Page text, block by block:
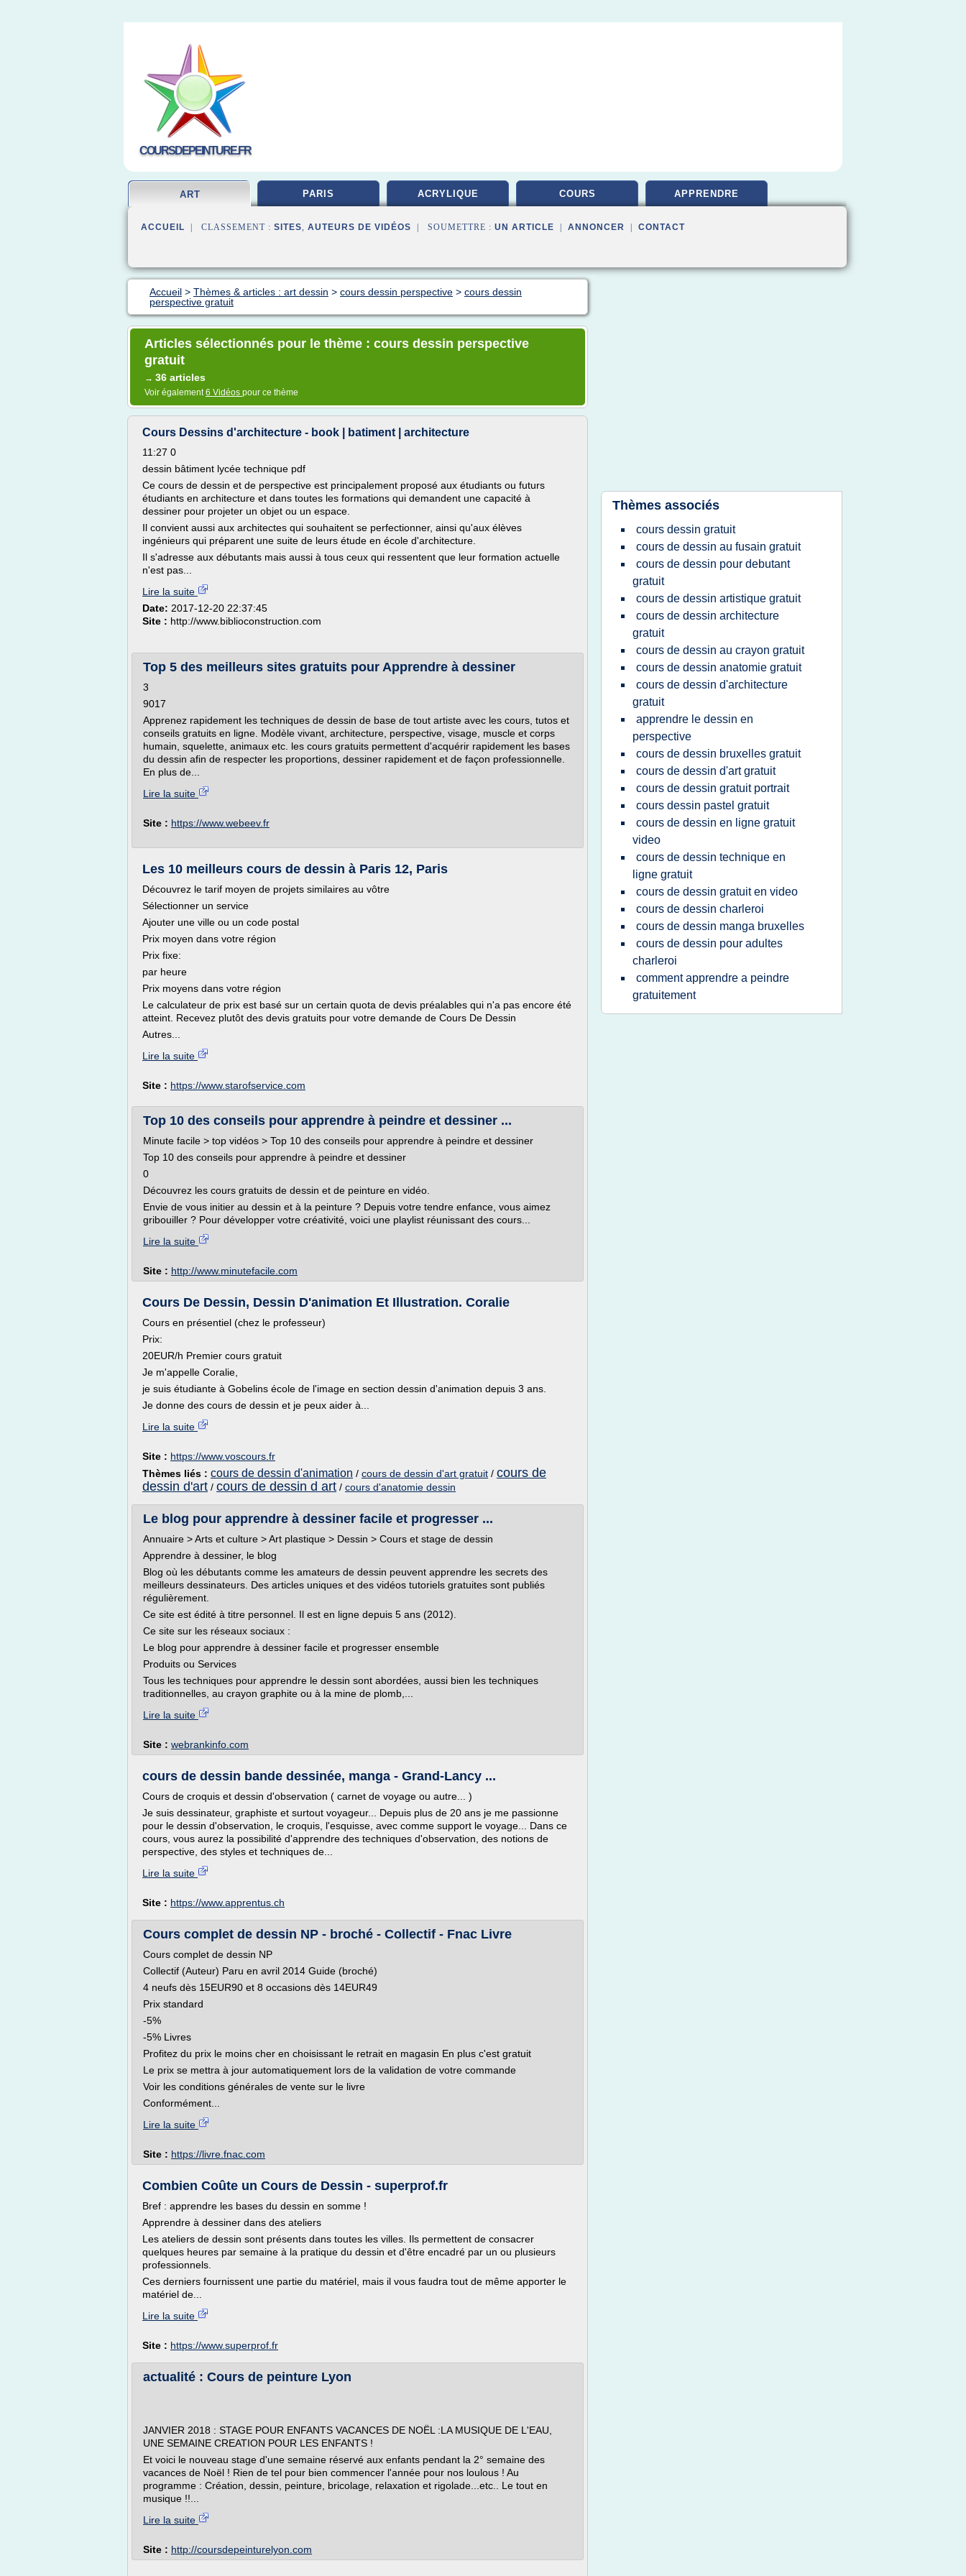
COURSDEPEINTURE.FR
ART PARIS ACRYLIQUE COURS APPRENDRE
ACCUEIL | CLASSEMENT : SITES, AUTEURS DE VIDÉOS | SOUMETTRE : UN ARTICLE ANNONCER CONTACT
Accueil > Thèmes & articles : art dessin > cours dessin perspective > cours dessin
perspective gratuit
Articles sélectionnés pour le thème : cours dessin perspective
gratuit
→ 36 articles
Voir également6 Vidéos pour ce thème
Cours Dessins d'architecture - book | batiment | architecture
11:27 0
dessin bâtiment lycée technique pdf
Ce cours de dessin et de perspective est principalement proposé aux étudiants ou futurs
étudiants en architecture et dans toutes les formations qui demandent une capacité à
dessiner pour projeter un objet ou un espace.
Il convient aussi aux architectes qui souhaitent se perfectionner, ainsi qu'aux élèves
ingénieurs qui préparent une suite de leurs étude en école d'architecture.
Il s'adresse aux débutants mais aussi à tous ceux qui ressentent que leur formation actuelle
n'est pas...
Lire la suite
Date: 2017-12-20 22:37:45
Site : http://www.biblioconstruction.com
Top 5 des meilleurs sites gratuits pour Apprendre à dessiner
3
9017
Apprenez rapidement les techniques de dessin de base de tout artiste avec les cours, tutos et
conseils gratuits en ligne. Modèle vivant, architecture, perspective, visage, muscle et corps
humain, squelette, animaux etc. les cours gratuits permettent d'acquérir rapidement les bases
du dessin afin de respecter les proportions, dessiner rapidement et de façon professionnelle.
En plus de...
Lire la suite
Site : https://www.webeev.fr
Les 10 meilleurs cours de dessin à Paris 12, Paris
Découvrez le tarif moyen de projets similaires au vôtre
Sélectionner un service
Ajouter une ville ou un code postal
Prix moyen dans votre région
Prix fixe:
par heure
Prix moyens dans votre région
Le calculateur de prix est basé sur un certain quota de devis préalables qui n'a pas encore été
atteint. Recevez plutôt des devis gratuits pour votre demande de Cours De Dessin
Autres...
Lire la suite
Site : https://www.starofservice.com
Top 10 des conseils pour apprendre à peindre et dessiner ...
Minute facile > top vidéos > Top 10 des conseils pour apprendre à peindre et dessiner
Top 10 des conseils pour apprendre à peindre et dessiner
0
Découvrez les cours gratuits de dessin et de peinture en vidéo.
Envie de vous initier au dessin et à la peinture ? Depuis votre tendre enfance, vous aimez
gribouiller ? Pour développer votre créativité, voici une playlist réunissant des cours...
Lire la suite
Site : http://www.minutefacile.com
Cours De Dessin, Dessin D'animation Et Illustration. Coralie
Cours en présentiel (chez le professeur)
Prix:
20EUR/h Premier cours gratuit
Je m'appelle Coralie,
je suis étudiante à Gobelins école de l'image en section dessin d'animation depuis 3 ans.
Je donne des cours de dessin et je peux aider à...
Lire la suite
Site : https://www.voscours.fr
Thèmes liés : cours de dessin d'animation / cours de dessin d'art gratuit / cours de
dessin d'art / cours de dessin d art / cours d'anatomie dessin
Le blog pour apprendre à dessiner facile et progresser ...
Annuaire > Arts et culture > Art plastique > Dessin > Cours et stage de dessin
Apprendre à dessiner, le blog
Blog où les débutants comme les amateurs de dessin peuvent apprendre les secrets des
meilleurs dessinateurs. Des articles uniques et des vidéos tutoriels gratuites sont publiés
régulièrement.
Ce site est édité à titre personnel. Il est en ligne depuis 5 ans (2012).
Ce site sur les réseaux sociaux :
Le blog pour apprendre à dessiner facile et progresser ensemble
Produits ou Services
Tous les techniques pour apprendre le dessin sont abordées, aussi bien les techniques
traditionnelles, au crayon graphite ou à la mine de plomb,...
Lire la suite
Site : webrankinfo.com
cours de dessin bande dessinée, manga - Grand-Lancy ...
Cours de croquis et dessin d'observation ( carnet de voyage ou autre... )
Je suis dessinateur, graphiste et surtout voyageur... Depuis plus de 20 ans je me passionne
pour le dessin d'observation, le croquis, l'esquisse, avec comme support le voyage... Dans ce
cours, vous aurez la possibilité d'apprendre des techniques d'observation, des notions de
perspective, des styles et techniques de...
Lire la suite
Site : https://www.apprentus.ch
Cours complet de dessin NP - broché - Collectif - Fnac Livre
Cours complet de dessin NP
Collectif (Auteur) Paru en avril 2014 Guide (broché)
4 neufs dès 15EUR90 et 8 occasions dès 14EUR49
Prix standard
-5%
-5% Livres
Profitez du prix le moins cher en choisissant le retrait en magasin En plus c'est gratuit
Le prix se mettra à jour automatiquement lors de la validation de votre commande
Voir les conditions générales de vente sur le livre
Conformément...
Lire la suite
Site : https://livre.fnac.com
Combien Coûte un Cours de Dessin - superprof.fr
Bref : apprendre les bases du dessin en somme !
Apprendre à dessiner dans des ateliers
Les ateliers de dessin sont présents dans toutes les villes. Ils permettent de consacrer
quelques heures par semaine à la pratique du dessin et d'être encadré par un ou plusieurs
professionnels.
Ces derniers fournissent une partie du matériel, mais il vous faudra tout de même apporter le
matériel de...
Lire la suite
Site : https://www.superprof.fr
actualité : Cours de peinture Lyon
JANVIER 2018 : STAGE POUR ENFANTS VACANCES DE NOËL :LA MUSIQUE DE L'EAU,
UNE SEMAINE CREATION POUR LES ENFANTS !
Et voici le nouveau stage d'une semaine réservé aux enfants pendant la 2° semaine des
vacances de Noël ! Rien de tel pour bien commencer l'année pour nos loulous ! Au
programme : Création, dessin, peinture, bricolage, relaxation et rigolade...etc.. Le tout en
musique !!...
Lire la suite
Site : http://coursdepeinturelyon.com
Thèmes associés
cours dessin gratuit
cours de dessin au fusain gratuit
cours de dessin pour debutant
gratuit
cours de dessin artistique gratuit
cours de dessin architecture
gratuit
cours de dessin au crayon gratuit
cours de dessin anatomie gratuit
cours de dessin d'architecture
gratuit
apprendre le dessin en
perspective
cours de dessin bruxelles gratuit
cours de dessin d'art gratuit
cours de dessin gratuit portrait
cours dessin pastel gratuit
cours de dessin en ligne gratuit
video
cours de dessin technique en
ligne gratuit
cours de dessin gratuit en video
cours de dessin charleroi
cours de dessin manga bruxelles
cours de dessin pour adultes
charleroi
comment apprendre a peindre
gratuitement